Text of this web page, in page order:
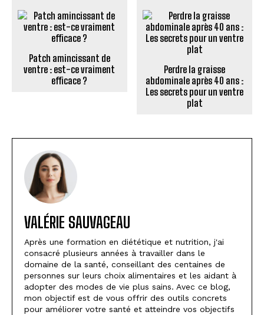
Patch amincissant de
ventre : est-ce vraiment
efficace ?
Perdre la graisse
abdominale après 40 ans :
Les secrets pour un ventre
plat
VALÉRIE SAUVAGEAU
Après une formation en diététique et nutrition, j'ai
consacré plusieurs années à travailler dans le
domaine de la santé, conseillant des centaines de
personnes sur leurs choix alimentaires et les aidant à
adopter des modes de vie plus sains. Avec ce blog,
mon objectif est de vous offrir des outils concrets
pour améliorer votre santé et atteindre vos objectifs